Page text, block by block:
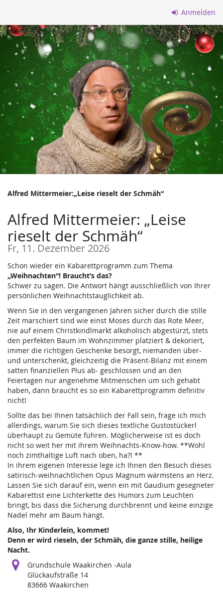
Inhalt
springen
Anmelden
Alfred Mittermeier:„Leise rieselt der Schmäh“
Alfred Mittermeier: „Leise
rieselt der Schmäh“
Fr, 11. Dezember 2026
Schon wieder ein Kabarettprogramm zum Thema
„Weihnachten“! Braucht’s das?
Schwer zu sagen. Die Antwort hängt ausschließlich von Ihrer
persönlichen Weihnachtstauglichkeit ab.
Wenn Sie in den vergangenen Jahren sicher durch die stille
Zeit marschiert sind wie einst Moses durch das Rote Meer,
nie auf einem Christkindlmarkt alkoholisch abgestürzt, stets
den perfekten Baum im Wohnzimmer platziert & dekoriert,
immer die richtigen Geschenke besorgt, niemanden über-
und unterschenkt, gleichzeitig die Präsent-Bilanz mit einem
satten finanziellen Plus ab- geschlossen und an den
Feiertagen nur angenehme Mitmenschen um sich gehabt
haben, dann braucht es so ein Kabarettprogramm definitiv
nicht!
Sollte das bei Ihnen tatsächlich der Fall sein, frage ich mich
allerdings, warum Sie sich dieses textliche Gustostückerl
überhaupt zu Gemüte führen. Möglicherweise ist es doch
nicht so weit her mit ihrem Weihnachts-Know-how. **Wohl
noch zimthaltige Luft nach oben, ha?! **
In ihrem eigenen Interesse lege ich Ihnen den Besuch dieses
satirisch-weihnachtlichen Opus Magnum wärmstens an Herz.
Lassen Sie sich darauf ein, wenn ein mit Gaudium gesegneter
Kabarettist eine Lichterkette des Humors zum Leuchten
bringt, bis dass die Sicherung durchbrennt und keine einzige
Nadel mehr am Baum hängt.
Also, Ihr Kinderlein, kommet!
Denn er wird rieseln, der Schmäh, die ganze stille, heilige
Nacht.
Grundschule Waakirchen -Aula
Glückaufstraße 14
83666 Waakirchen